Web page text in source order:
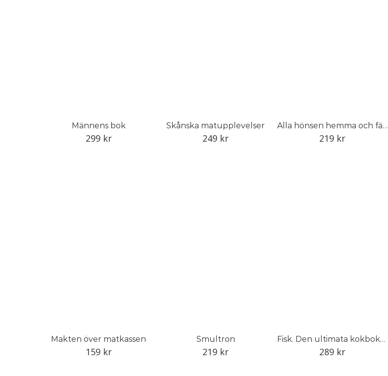
Männens bok
299 kr
Skånska matupplevelser
249 kr
Alla hönsen hemma och färska ägg i köket
219 kr
Makten över matkassen
159 kr
Smultron
219 kr
Fisk. Den ultimata kokboken om fisk och skaldjur
289 kr